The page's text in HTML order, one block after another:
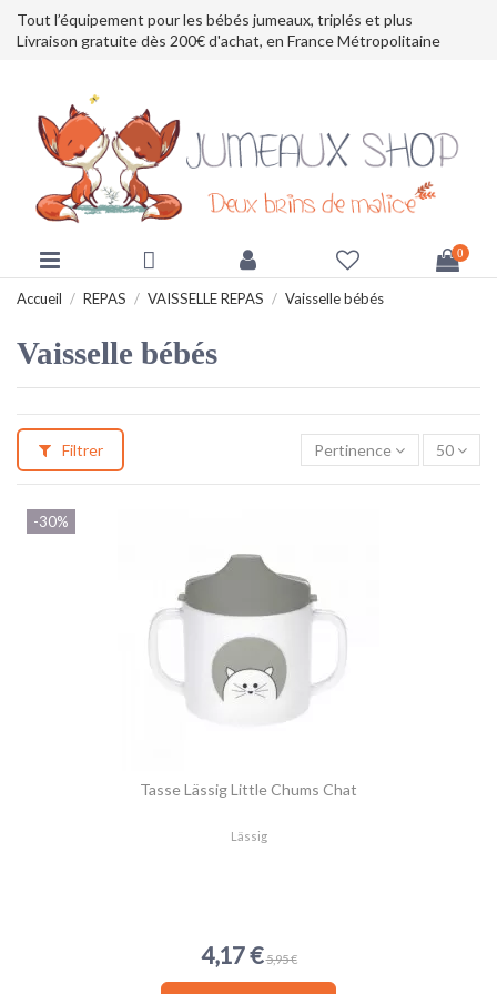
Tout l’équipement pour les bébés jumeaux, triplés et plus
Livraison gratuite dès 200€ d'achat, en France Métropolitaine
0
Accueil REPAS VAISSELLE REPAS Vaisselle bébés
Vaisselle bébés
Filtrer Pertinence 50
-30%
Tasse Lässig Little Chums Chat
Lässig
4,17 € 5,95 €